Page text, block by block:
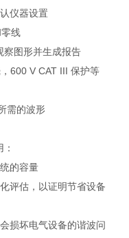
仪器设置
线
察图形并生成报告
，600 V CAT III 保护等
需的波形
：
的容量
估，以证明节省设备
损坏电气设备的谐波问